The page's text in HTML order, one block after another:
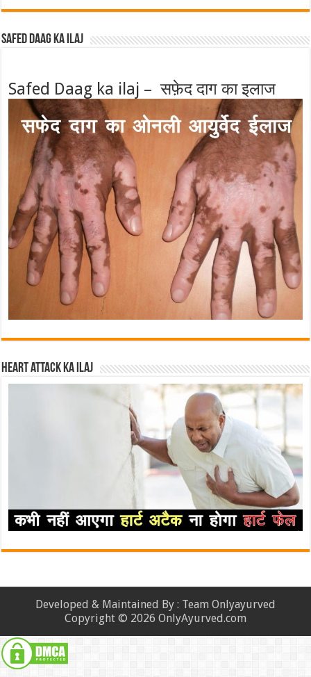
Safed Daag ka ilaj
Safed Daag ka ilaj – सफ़ेद दाग का इलाज
Heart attack ka ilaj
Developed & Maintained By : Team Onlyayurved
Copyright © 2026 OnlyAyurved.com